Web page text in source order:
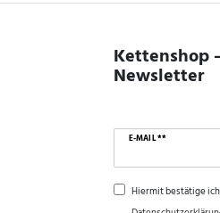
Kettenshop
Newsletter
E-MAIL **
Hiermit bestätige